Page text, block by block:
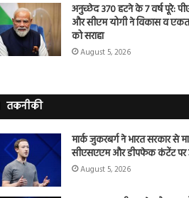
अनुच्छेद 370 हटने के 7 वर्ष पूरे:
और सीएम योगी ने विकास व एकता
को सराहा
August 5, 2026
तकनीकी
मार्क जुकरबर्ग ने भारत सरकार से
सीएसएएम और डीपफेक कंटेंट पर
August 5, 2026